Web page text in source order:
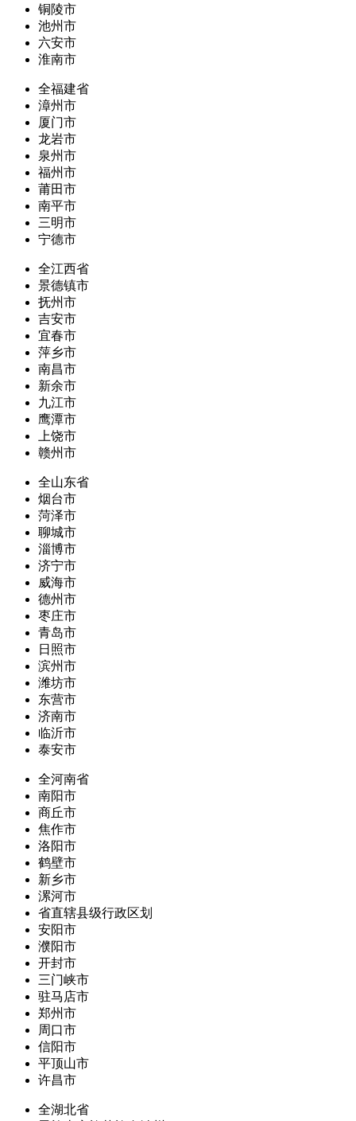
铜陵市
池州市
六安市
淮南市
全福建省
漳州市
厦门市
龙岩市
泉州市
福州市
莆田市
南平市
三明市
宁德市
全江西省
景德镇市
抚州市
吉安市
宜春市
萍乡市
南昌市
新余市
九江市
鹰潭市
上饶市
赣州市
全山东省
烟台市
菏泽市
聊城市
淄博市
济宁市
威海市
德州市
枣庄市
青岛市
日照市
滨州市
潍坊市
东营市
济南市
临沂市
泰安市
全河南省
南阳市
商丘市
焦作市
洛阳市
鹤壁市
新乡市
漯河市
省直辖县级行政区划
安阳市
濮阳市
开封市
三门峡市
驻马店市
郑州市
周口市
信阳市
平顶山市
许昌市
全湖北省